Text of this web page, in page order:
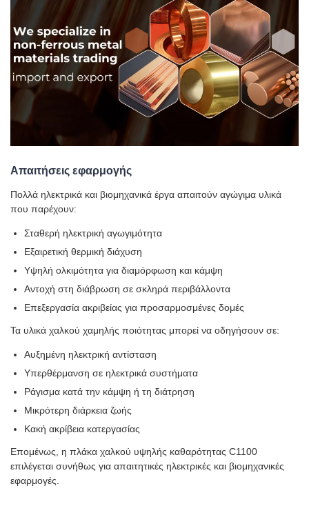
Απαιτήσεις εφαρμογής
Πολλά ηλεκτρικά και βιομηχανικά έργα απαιτούν αγώγιμα υλικά
που παρέχουν:
Σταθερή ηλεκτρική αγωγιμότητα
Εξαιρετική θερμική διάχυση
Υψηλή ολκιμότητα για διαμόρφωση και κάμψη
Αντοχή στη διάβρωση σε σκληρά περιβάλλοντα
Επεξεργασία ακριβείας για προσαρμοσμένες δομές
Τα υλικά χαλκού χαμηλής ποιότητας μπορεί να οδηγήσουν σε:
Αυξημένη ηλεκτρική αντίσταση
Υπερθέρμανση σε ηλεκτρικά συστήματα
Ράγισμα κατά την κάμψη ή τη διάτρηση
Μικρότερη διάρκεια ζωής
Κακή ακρίβεια κατεργασίας
Επομένως, η πλάκα χαλκού υψηλής καθαρότητας C1100
επιλέγεται συνήθως για απαιτητικές ηλεκτρικές και βιομηχανικές
εφαρμογές.